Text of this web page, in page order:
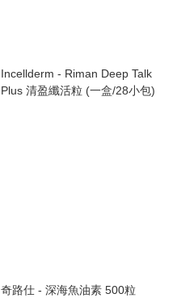
Incellderm - Riman Deep Talk
Plus 清盈纖活粒 (一盒/28小包)
奇路仕 - 深海魚油素 500粒